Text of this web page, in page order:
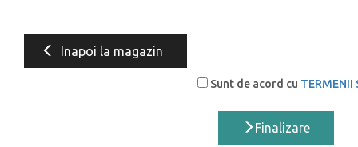
Inapoi la magazin
Sunt de acord cu TERMENII
Finalizare